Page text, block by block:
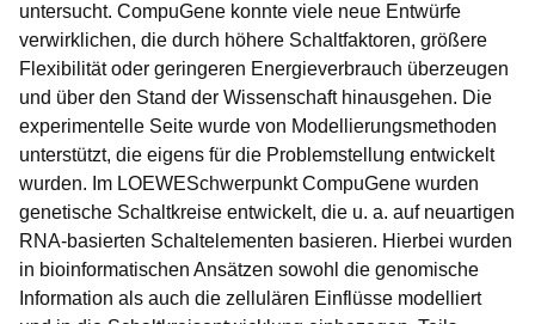
untersucht. CompuGene konnte viele neue Entwürfe
verwirklichen, die durch höhere Schaltfaktoren, größere
Flexibilität oder geringeren Energieverbrauch überzeugen
und über den Stand der Wissenschaft hinausgehen. Die
experimentelle Seite wurde von Modellierungsmethoden
unterstützt, die eigens für die Problemstellung entwickelt
wurden. Im LOEWESchwerpunkt CompuGene wurden
genetische Schaltkreise entwickelt, die u. a. auf neuartigen
RNA-basierten Schaltelementen basieren. Hierbei wurden
in bioinformatischen Ansätzen sowohl die genomische
Information als auch die zellulären Einflüsse modelliert